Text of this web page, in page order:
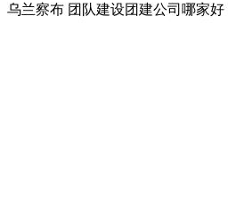
乌兰察布 团队建设团建公司哪家好